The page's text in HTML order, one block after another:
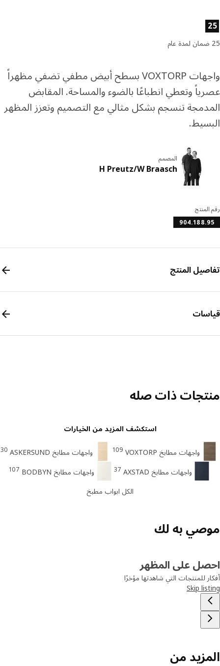
المنتج
واجهات VOXTORP بسطح أبيض مطفي تضفي مظهراً
وتعطي انطباعًا بالضوء والمساحة. المقابض
تنسجم بشكل مثالي مع التصميم وتعزز المظهر
المصمم
H Preutz/W Braasch
المنتج
ذات صله
استكشف المزيد من الخيارات
واجهات مطابخ VOXTORP 109 واجهات مطابخ ASKERSUND 30
واجهات مطابخ AXSTAD 37 واجهات مطابخ BODBYN 107
الكل ابواب مطبخ
به لك
على المظهر
للمنتجات التي شاهدتها مؤخرًا
Skip
من